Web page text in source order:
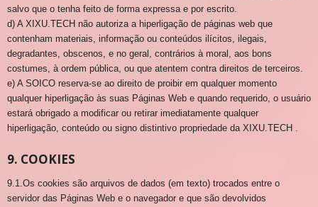
salvo que o tenha feito de forma expressa e por escrito.
d) A XIXU.TECH não autoriza a hiperligação de páginas web que
contenham materiais, informação ou conteúdos ilícitos, ilegais,
degradantes, obscenos, e no geral, contrários à moral, aos bons
costumes, à ordem pública, ou que atentem contra direitos de terceiros.
e) A SOICO reserva-se ao direito de proibir em qualquer momento
qualquer hiperligação às suas Páginas Web e quando requerido, o usuário
estará obrigado a modificar ou retirar imediatamente qualquer
hiperligação, conteúdo ou signo distintivo propriedade da XIXU.TECH .
9. COOKIES
9.1.Os cookies são arquivos de dados (em texto) trocados entre o
servidor das Páginas Web e o navegador e que são devolvidos